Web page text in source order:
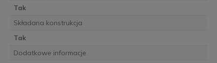
Tak
Składana konstrukcja
Tak
Dodatkowe informacje